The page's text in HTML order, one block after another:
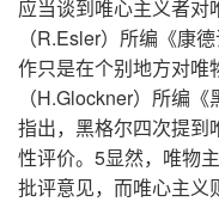
应当谈到唯心主义者对
（R.Esler）所编《康
作只是在个别地方对唯
（H.Glockner）所编
指出，黑格尔四次提到
性评价。5显然，唯物
批评意见，而唯心主义